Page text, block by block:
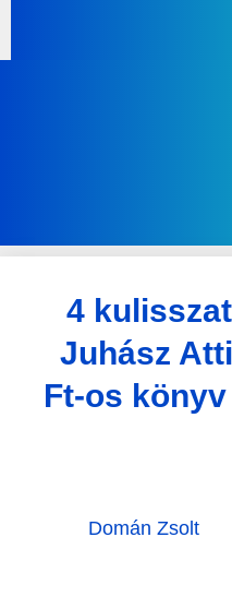
4
Juhász
Ft-os
Domán Zsolt